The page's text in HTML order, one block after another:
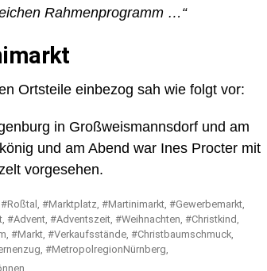
Rahmenprogramm …“
Ortsteile einbezog sah wie folgt vor:
in Großweismannsdorf und am
und am Abend war Ines Procter mit
vorgesehen.